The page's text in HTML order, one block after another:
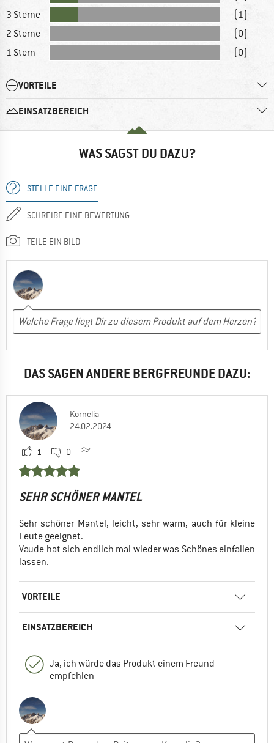
3 Sterne
(1)
2 Sterne
(0)
1 Stern
(0)
VORTEILE
EINSATZBEREICH
WAS SAGST DU DAZU?
STELLE EINE FRAGE
SCHREIBE EINE BEWERTUNG
TEILE EIN BILD
DAS SAGEN ANDERE BERGFREUNDE DAZU:
Kornelia
24.02.2024
1 0
SEHR SCHÖNER MANTEL
Sehr schöner Mantel, leicht, sehr warm, auch für kleine
Leute geeignet.
Vaude hat sich endlich mal wieder was Schönes einfallen
lassen.
VORTEILE
EINSATZBEREICH
Ja, ich würde das Produkt einem Freund
empfehlen